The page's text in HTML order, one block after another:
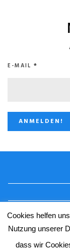
E-MAIL *
Cookies helfen
Nutzung unserer
dass wir